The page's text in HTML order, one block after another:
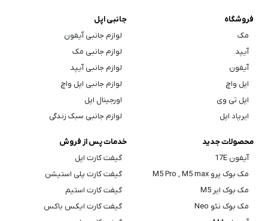
فروشگاه
مک
آیپد
آیفون
اپل واچ
اپل تی وی
ایرپاد اپل
جانبی اپل
لوازم جانبی آیفون
لوازم جانبی مک
لوازم جانبی آیپد
لوازم جانبی اپل واچ
اورجینال اپل
لوازم جانبی سبک زندگی
محصولات جدید
آیفون 17E
مک بوک پرو M5 Pro , M5 max
مک بوک ایر M5
مک بوک نئو Neo
خدمات پس از فروش
گیفت کارت اپل
گیفت کارت پلی استیشن
گیفت کارت استیم
گیفت کارت ایکس باکس